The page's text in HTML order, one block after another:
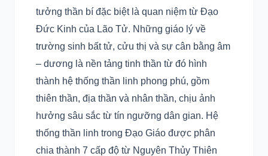
tưởng thần bí đặc biệt là quan niệm từ Đạo
Đức Kinh của Lão Tử. Những giáo lý về
trường sinh bất tử, cửu thị và sự cân bằng âm
– dương là nền tảng tinh thần từ đó hình
thành hệ thống thần linh phong phú, gồm
thiên thần, địa thần và nhân thần, chịu ảnh
hưởng sâu sắc từ tín ngưỡng dân gian. Hệ
thống thần linh trong Đạo Giáo được phân
chia thành 7 cấp độ từ Nguyên Thủy Thiên